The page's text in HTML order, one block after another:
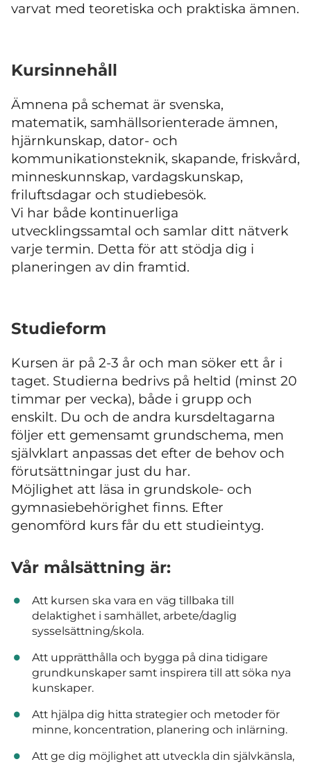
varvat med teoretiska och praktiska ämnen.
Kursinnehåll
Ämnena på schemat är svenska,
matematik, samhällsorienterade ämnen,
hjärnkunskap, dator- och
kommunikationsteknik, skapande, friskvård,
minneskunnskap, vardagskunskap,
friluftsdagar och studiebesök.
Vi har både kontinuerliga
utvecklingssamtal och samlar ditt nätverk
varje termin. Detta för att stödja dig i
planeringen av din framtid.
Studieform
Kursen är på 2-3 år och man söker ett år i
taget. Studierna bedrivs på heltid (minst 20
timmar per vecka), både i grupp och
enskilt. Du och de andra kursdeltagarna
följer ett gemensamt grundschema, men
självklart anpassas det efter de behov och
förutsättningar just du har.
Möjlighet att läsa in grundskole- och
gymnasiebehörighet finns. Efter
genomförd kurs får du ett studieintyg.
Vår målsättning är:
Att kursen ska vara en väg tillbaka till
delaktighet i samhället, arbete/daglig
sysselsättning/skola.
Att upprätthålla och bygga på dina tidigare
grundkunskaper samt inspirera till att söka nya
kunskaper.
Att hjälpa dig hitta strategier och metoder för
minne, koncentration, planering och inlärning.
Att ge dig möjlighet att utveckla din självkänsla,